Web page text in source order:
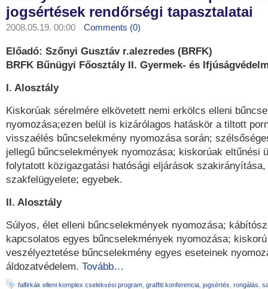
jogsértések rendőrségi tapasztalatai
2008.05.19. 00:00 Comments (0)
Előadó: Szőnyi Gusztáv r.alezredes (BRFK)
BRFK Bűnügyi Főosztály II. Gyermek- és
I. Alosztály
Kiskorúak sérelmére elkövetett nemi erkölcs elleni
nyomozása;ezen belül is kizárólagos hatáskör a tiltott
visszaélés bűncselekmény nyomozása során;
jellegű bűncselekmények nyomozása; kiskorúak eltűnési
folytatott közigazgatási hatósági eljárások szakirányítása,
szakfelügyelete; egyebek.
II. Alosztály
Súlyos, élet elleni bűncselekmények nyomozása;
kapcsolatos egyes bűncselekmények nyomozása; kiskorú
veszélyeztetése bűncselekmény egyes eseteinek
áldozatvédelem. Tovább…
falfirkák elleni komplex cselekvési program graffiti konferencia jogsértés rongálás